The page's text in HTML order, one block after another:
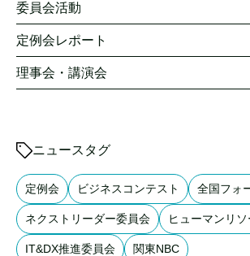
委員会活動
定例会レポート
理事会・講演会
ニュースタグ
定例会 ビジネスコンテスト 全国フォ
ネクストリーダー委員会 ヒューマンリ
IT&DX推進委員会 関東NBC